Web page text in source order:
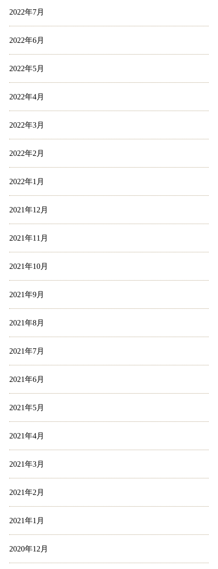
2022年7月
2022年6月
2022年5月
2022年4月
2022年3月
2022年2月
2022年1月
2021年12月
2021年11月
2021年10月
2021年9月
2021年8月
2021年7月
2021年6月
2021年5月
2021年4月
2021年3月
2021年2月
2021年1月
2020年12月